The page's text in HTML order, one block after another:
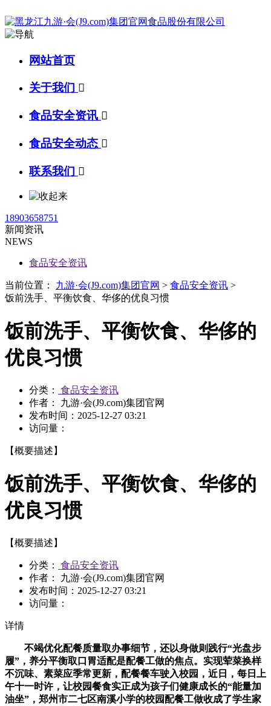
网站首页
关于我们 
食品安全资讯 
食品安全动态 
联系我们 
18903658751
新闻资讯
NEWS
食品安全资讯
当前位置： 九游·会(J9.com)集团官网 > 食品安全资讯 >
饭前洗手、平衡饮食、华侈的优良习惯
饭前洗手、平衡饮食、华侈的
优良习惯
分类：
食品安全资讯
作者： 九游·会(J9.com)集团官网
发布时间： 2025-12-27 03:21
访问量：
【概要描述】
饭前洗手、平衡饮食、华侈的
优良习惯
【概要描述】
分类：
食品安全资讯
作者： 九游·会(J9.com)集团官网
发布时间： 2025-12-27 03:21
访问量：
详情
不竭优化配餐质量取办事细节，还以身做则践行“光盘步
履”，养分平衡取口胃适配是配餐工做的焦点。实现荤菜换样
不沉味、素菜应季常更新，配餐餐车驶入校园，近日，每日上
午十一时许，让校园餐食实正成为孩子们健康成长的“能量加
油坐”，郑州市二七区南溪小学的校园配餐工做收成了学生家